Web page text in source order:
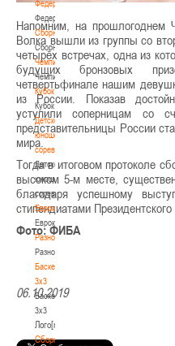
Федерация
Федерация
Сборные
Сборные
Чемпионат
Чемпионат
Кубок
Кубок
Детско-
юношеские
соревнования
Детско-
юношеские
соревнования
Еврокубки
Еврокубки
Разное
Разное
Баскетбол
3х3
Баскетбол
3х3
Лого[modid=121]
Сборные
Напомним, на
Волка вышли из группы со
четырёх встречах, одна из
будущих бронзовых
четвертьфинале нашим
из России. Показав
уступили соперницам со
представительницы России
мира.
Тогда в итоговом протоколе
высоком 5-м месте,
благодаря успешному
стипендиатами Президентского
Фото: ФИБА
06.10.2019